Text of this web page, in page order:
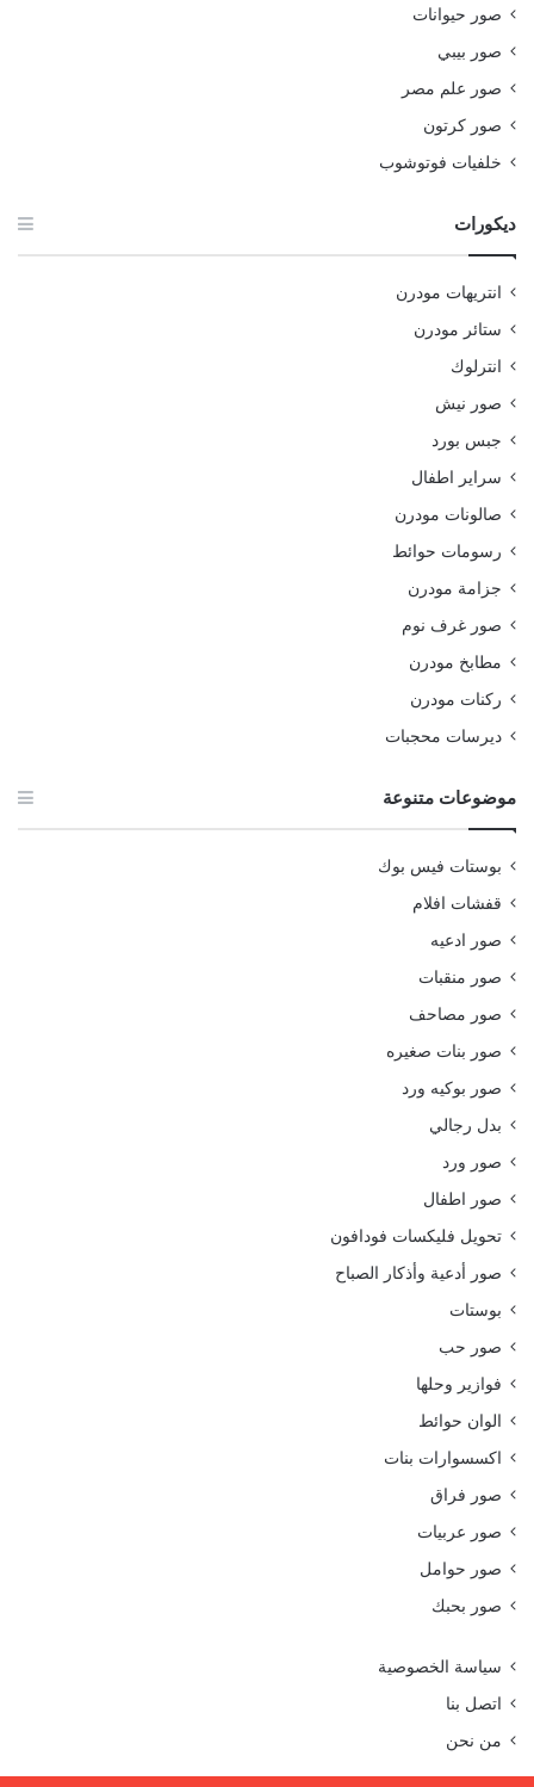
صور حيوانات
صور بيبي
صور علم مصر
صور كرتون
خلفيات فوتوشوب
ديكورات
انتريهات مودرن
ستائر مودرن
انترلوك
صور نيش
جبس بورد
سراير اطفال
صالونات مودرن
رسومات حوائط
جزامة مودرن
صور غرف نوم
مطابخ مودرن
ركنات مودرن
ديرسات محجبات
موضوعات متنوعة
بوستات فيس بوك
قفشات افلام
صور ادعيه
صور منقبات
صور مصاحف
صور بنات صغيره
صور بوكيه ورد
بدل رجالي
صور ورد
صور اطفال
تحويل فليكسات فودافون
صور أدعية وأذكار الصباح
بوستات
صور حب
فوازير وحلها
الوان حوائط
اكسسوارات بنات
صور فراق
صور عربيات
صور حوامل
صور بحبك
سياسة الخصوصية
اتصل بنا
من نحن